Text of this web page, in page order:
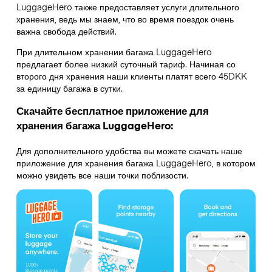
LuggageHero также предоставляет услуги длительного
хранения, ведь мы знаем, что во время поездок очень
важна свобода действий.
При длительном хранении багажа LuggageHero
предлагает более низкий суточный тариф. Начиная со
второго дня хранения наши клиенты платят всего 45DKK
за единицу багажа в сутки.
Скачайте бесплатное приложение для
хранения багажа LuggageHero:
Для дополнительного удобства вы можете скачать наше
приложение для хранения багажа LuggageHero, в котором
можно увидеть все наши точки поблизости.